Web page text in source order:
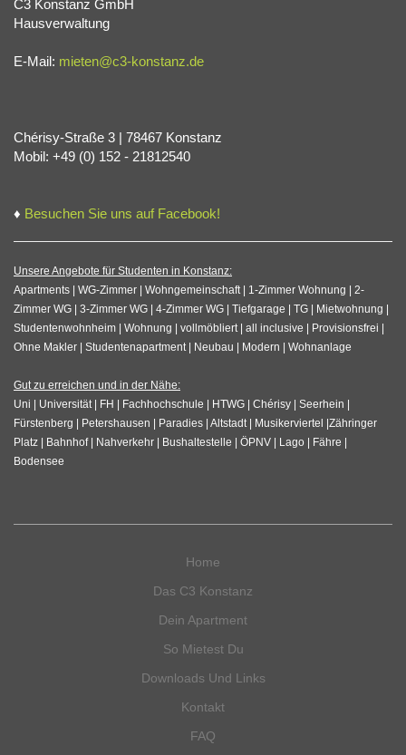
C3 Konstanz GmbH
Hausverwaltung
E-Mail: mieten@c3-konstanz.de
Chérisy-Straße 3 | 78467 Konstanz
Mobil: +49 (0) 152 - 21812540
♦ Besuchen Sie uns auf Facebook!
Unsere Angebote für Studenten in Konstanz:
Apartments | WG-Zimmer | Wohngemeinschaft | 1-Zimmer Wohnung | 2-
Zimmer WG | 3-Zimmer WG | 4-Zimmer WG | Tiefgarage | TG | Mietwohnung |
Studentenwohnheim | Wohnung | vollmöbliert | all inclusive | Provisionsfrei |
Ohne Makler | Studentenapartment | Neubau | Modern | Wohnanlage
Gut zu erreichen und in der Nähe:
Uni | Universität | FH | Fachhochschule | HTWG | Chérisy | Seerhein |
Fürstenberg | Petershausen | Paradies | Altstadt | Musikerviertel |Zähringer
Platz | Bahnhof | Nahverkehr | Bushaltestelle | ÖPNV | Lago | Fähre |
Bodensee
Home
Das C3 Konstanz
Dein Apartment
So Mietest Du
Downloads Und Links
Kontakt
FAQ